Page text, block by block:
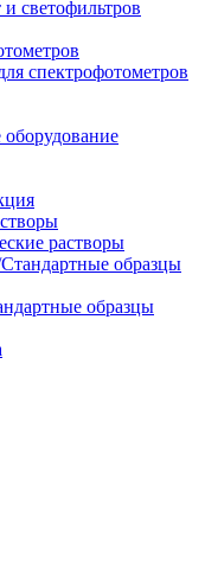
светофильтров
спектрофотометров
растворы
образцы
образцы